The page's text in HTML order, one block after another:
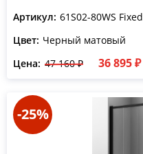
Артикул: 61S02-80WS Fixed
Цвет: Черный матовый
Цена: 47 160 ₽ 36 895 ₽
-25%